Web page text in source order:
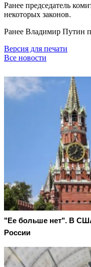
Ранее председатель
некоторых законов.
Ранее Владимир Путин
Версия для печати
Все новости
"Ее больше нет". В
России